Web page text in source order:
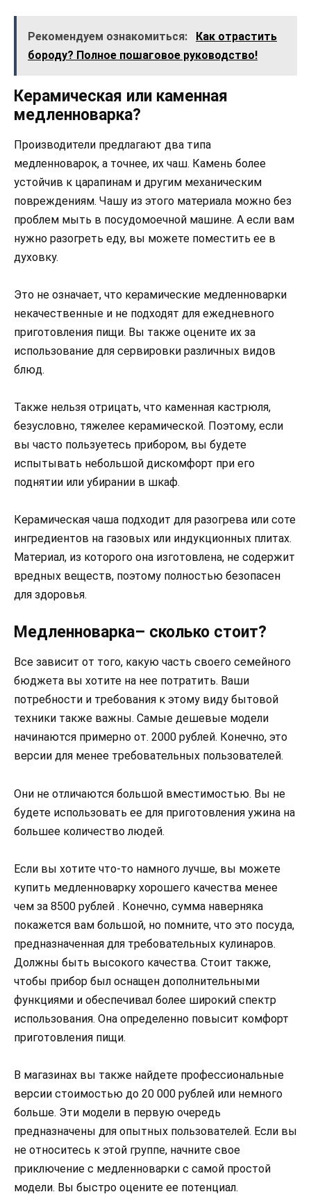
Рекомендуем ознакомиться:
Как отрастить
бороду? Полное пошаговое руководство!
Керамическая или каменная
медленноварка?
Производители предлагают два типа
медленноварок, а точнее, их чаш. Камень более
устойчив к царапинам и другим механическим
повреждениям. Чашу из этого материала можно без
проблем мыть в посудомоечной машине. А если вам
нужно разогреть еду, вы можете поместить ее в
духовку.
Это не означает, что керамические медленноварки
некачественные и не подходят для ежедневного
приготовления пищи. Вы также оцените их за
использование для сервировки различных видов
блюд.
Также нельзя отрицать, что каменная кастрюля,
безусловно, тяжелее керамической. Поэтому, если
вы часто пользуетесь прибором, вы будете
испытывать небольшой дискомфорт при его
поднятии или убирании в шкаф.
Керамическая чаша подходит для разогрева или соте
ингредиентов на газовых или индукционных плитах.
Материал, из которого она изготовлена, не содержит
вредных веществ, поэтому полностью безопасен
для здоровья.
Медленноварка– сколько стоит?
Все зависит от того, какую часть своего семейного
бюджета вы хотите на нее потратить. Ваши
потребности и требования к этому виду бытовой
техники также важны. Самые дешевые модели
начинаются примерно от. 2000 рублей. Конечно, это
версии для менее требовательных пользователей.
Они не отличаются большой вместимостью. Вы не
будете использовать ее для приготовления ужина на
большее количество людей.
Если вы хотите что-то намного лучше, вы можете
купить медленноварку хорошего качества менее
чем за 8500 рублей . Конечно, сумма наверняка
покажется вам большой, но помните, что это посуда,
предназначенная для требовательных кулинаров.
Должны быть высокого качества. Стоит также,
чтобы прибор был оснащен дополнительными
функциями и обеспечивал более широкий спектр
использования. Она определенно повысит комфорт
приготовления пищи.
В магазинах вы также найдете профессиональные
версии стоимостью до 20 000 рублей или немного
больше. Эти модели в первую очередь
предназначены для опытных пользователей. Если вы
не относитесь к этой группе, начните свое
приключение с медленноварки с самой простой
модели. Вы быстро оцените ее потенциал.